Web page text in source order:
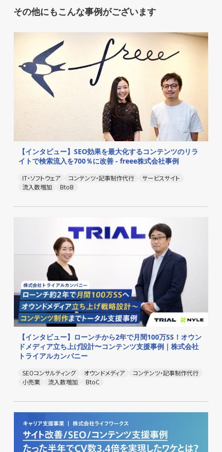
その他にもこんな事例がございます
【インタビュー】SEO効果を最大化するコンテンツのリラ
イトで検索流入を700％に改善 - freee株式会社事例
IT・ソフトウェア コンテンツ・記事制作代行
サービスサイト
流入数増加
BtoB
【インタビュー】ローンチから2年で月間100万SS！オウン
ドメディア立ち上げ設計〜コンテンツ支援事例｜株式会社
トライアルカンパニー
SEOコンサルティング オウンドメディア
コンテンツ・記事制作代行
小売業
流入数増加 BtoC